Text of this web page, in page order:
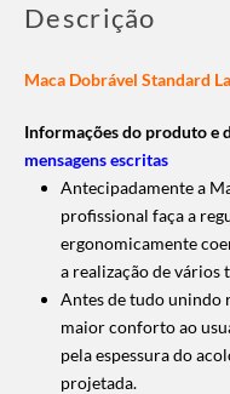
Descrição
Maca Dobrável Standard
Informações do produto e
mensagens escritas
Antecipadamente a
profissional faça a
ergonomicamente
a realização de vários
Antes de tudo unindo
maior conforto ao
pela espessura do
projetada.